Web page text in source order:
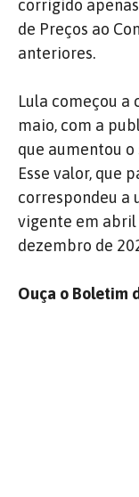
corrigido
de Preços ao
anteriores.
Lula começou a
maio, com a
que aumentou
Esse valor, que
correspondeu a
vigente em abril
dezembro de
Ouça o Boletim